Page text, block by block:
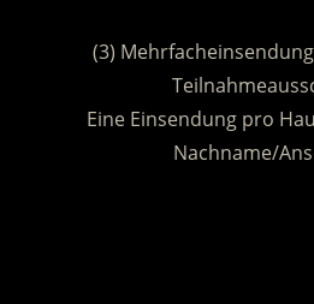
(3)
Eine Einsendung pro
Nachname/